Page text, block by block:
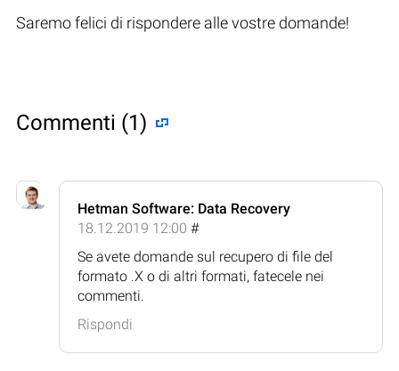
Saremo felici di rispondere alle vostre domande!
Commenti (1)
Hetman Software: Data Recovery
18.12.2019 12:00 #
Se avete domande sul recupero di file del
formato .X o di altri formati, fatecele nei
commenti.
Rispondi